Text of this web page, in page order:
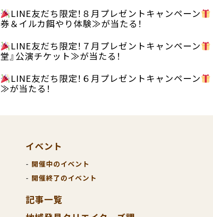
LINE友だち限定！８月プレゼントキャンペーン
券＆イルカ餌やり体験≫が当たる！
LINE友だち限定！７月プレゼントキャンペーン
堂』公演チケット≫が当たる！
LINE友だち限定！６月プレゼントキャンペーン
≫が当たる！
イベント
開催中のイベント
開催終了のイベント
記事一覧